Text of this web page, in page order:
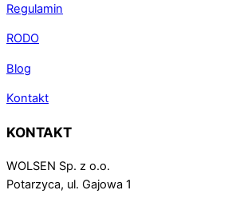
Regulamin
RODO
Blog
Kontakt
KONTAKT
WOLSEN Sp. z o.o.
Potarzyca, ul. Gajowa 1